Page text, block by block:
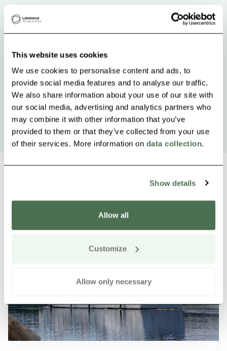
This website uses cookies
We use cookies to personalise content and ads, to
provide social media features and to analyse our traffic.
We also share information about your use of our site with
our social media, advertising and analytics partners who
may combine it with other information that you’ve
provided to them or that they’ve collected from your use
of their services. More information on data collection.
Show details
Allow all
Customize
Allow only necessary